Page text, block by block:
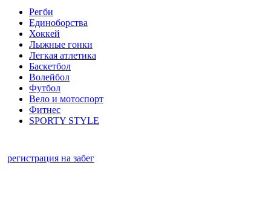
Регби
Единоборства
Хоккей
Лыжные гонки
Легкая атлетика
Баскетбол
Волейбол
Футбол
Вело и мотоспорт
Фитнес
SPORTY STYLE
регистрация на забег